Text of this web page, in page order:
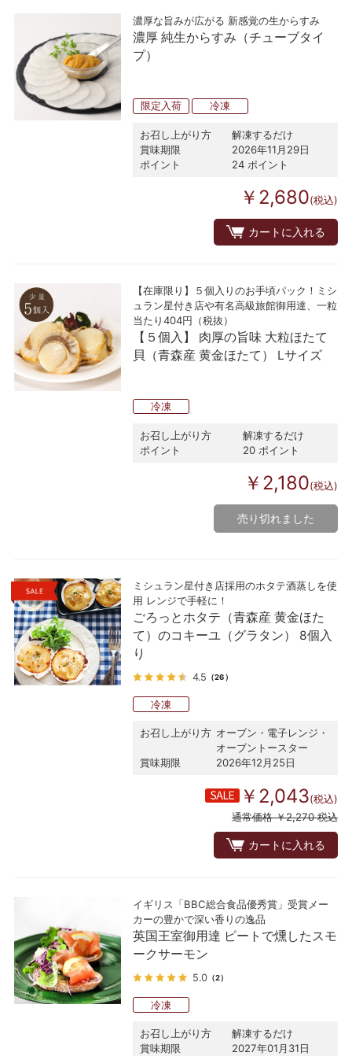
濃厚な旨みが広がる 新感覚の生からすみ
濃厚 純生からすみ（チューブタイ
プ）
限定入荷 冷凍
お召し上がり方
解凍するだけ
賞味期限
2026年11月29日
ポイント
24 ポイント
￥2,680(税込)
カートに入れる
【在庫限り】５個入りのお手頃パック！ミシ
ュラン星付き店や有名高級旅館御用達、一粒
当たり404円（税抜）
【５個入】 肉厚の旨味 大粒ほたて
貝（青森産 黄金ほたて） Lサイズ
冷凍
お召し上がり方
解凍するだけ
ポイント
20 ポイント
￥2,180(税込)
売り切れました
ミシュラン星付き店採用のホタテ酒蒸しを使
用 レンジで手軽に！
ごろっとホタテ（青森産 黄金ほた
て）のコキーユ（グラタン） 8個入
り
4.5 （26）
冷凍
お召し上がり方 オーブン・電子レンジ・
オーブントースター
賞味期限
2026年12月25日
￥2,043(税込)
通常価格 ￥2,270 税込
カートに入れる
イギリス「BBC総合食品優秀賞」受賞メー
カーの豊かで深い香りの逸品
英国王室御用達 ピートで燻したスモ
ークサーモン
5.0 （2）
冷凍
お召し上がり方
解凍するだけ
賞味期限
2027年01月31日